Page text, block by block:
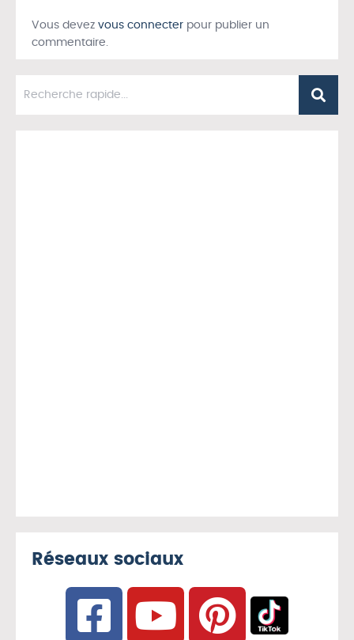
Vous devez vous connecter pour publier un
commentaire.
Réseaux sociaux